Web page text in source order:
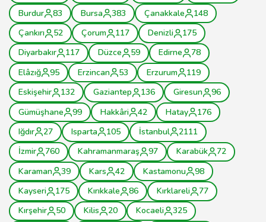
Burdur
83 Bursa 383 Çanakkale
148
Çankırı
52 Çorum 117 Denizli
175
Diyarbakır
117 Düzce 59 Edirne
78
Elâzığ
95 Erzincan 53 Erzurum
119
Eskişehir
132 Gaziantep 136 Giresun
96
Gümüşhane
99 Hakkâri 42 Hatay
176
Iğdır
27 Isparta 105 İstanbul
2111
İzmir
760 Kahramanmaraş 97 Karabük
72
Karaman
39 Kars 42 Kastamonu
98
Kayseri
175 Kırıkkale 86 Kırklareli
77
Kırşehir
50 Kilis 20 Kocaeli
325